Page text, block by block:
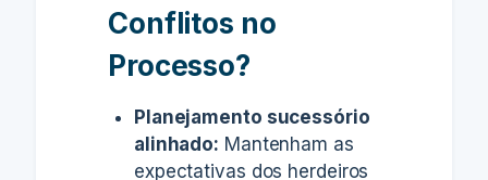
Conflitos no
Processo?
Planejamento sucessório
alinhado: Mantenham as
expectativas dos herdeiros